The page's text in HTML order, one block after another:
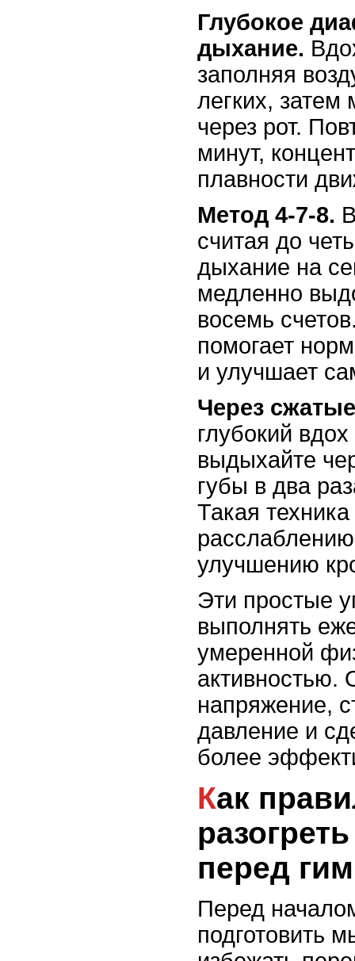
Глубокое
дыхание.
заполняя
легких,
через рот.
минут,
плавности
Метод 4-7-8.
считая до
дыхание на
медленно
восемь
помогает
и улучшает
Через
глубокий
выдыхайте
губы в два
Такая
улучшению
Эти простые
выполнять
умеренной
активностью.
напряжение,
давление и
более
Как правильно
перед
Перед
подготовить